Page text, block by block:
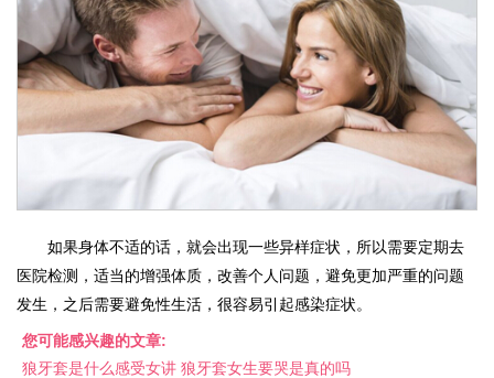
如果身体不适的话，就会出现一些异样症状，所以需要定期去
医院检测，适当的增强体质，改善个人问题，避免更加严重的问题
发生，之后需要避免性生活，很容易引起感染症状。
您可能感兴趣的文章:
狼牙套是什么感受女讲 狼牙套女生要哭是真的吗